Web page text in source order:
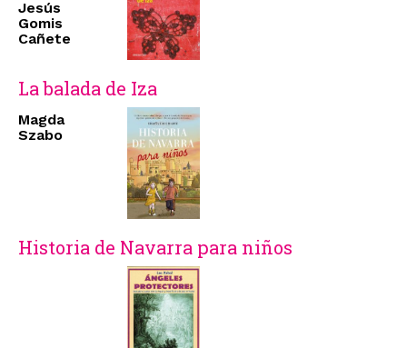
Jesús
Gomis
Cañete
La balada de Iza
Magda
Szabo
Historia de Navarra para niños